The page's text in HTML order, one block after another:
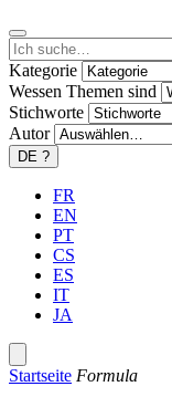
Kategorie
Wessen Themen sind
Stichworte
Autor
DE ?
FR
EN
PT
CS
ES
IT
JA
Startseite Formula